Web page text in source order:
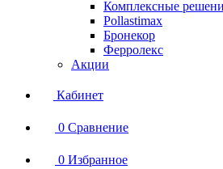
Комплексные
Pollastimax
Бронекор
Ферролекс
Акции
Кабинет
0 Сравнение
0 Избранное